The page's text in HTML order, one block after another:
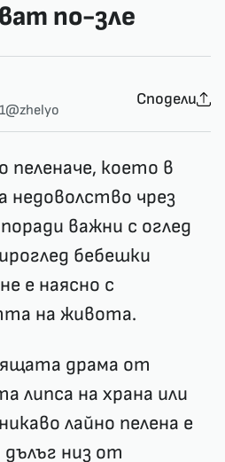
по-зле
@zhelyo
Сподели
пеленаче, което в
недоволство чрез
важни с оглед
бебешки
е наясно с
на живота.
драма от
липса на храна или
лайно пелена е
низ от